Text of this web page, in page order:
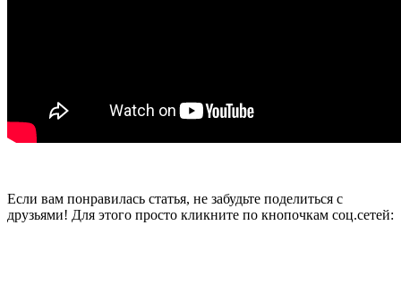
Если вам понравилась статья, не забудьте поделиться с
друзьями! Для этого просто кликните по кнопочкам соц.сетей: